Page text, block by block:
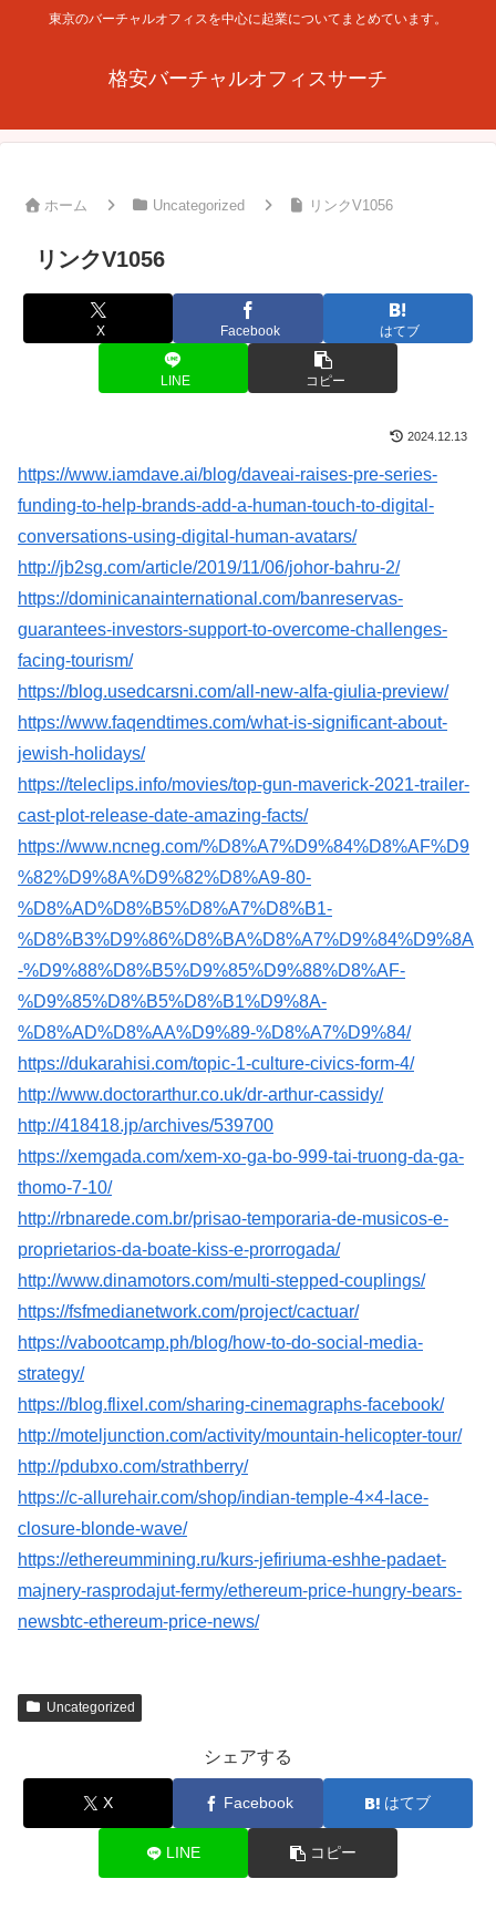
東京のバーチャルオフィスを中心に起業についてまとめています。
格安バーチャルオフィスサーチ
ホーム Uncategorized リンクV1056
リンクV1056
X Facebook はてブ
LINE コピー
2024.12.13
https://www.iamdave.ai/blog/daveai-raises-pre-series-
funding-to-help-brands-add-a-human-touch-to-digital-
conversations-using-digital-human-avatars/
http://jb2sg.com/article/2019/11/06/johor-bahru-2/
https://dominicanainternational.com/banreservas-
guarantees-investors-support-to-overcome-challenges-
facing-tourism/
https://blog.usedcarsni.com/all-new-alfa-giulia-preview/
https://www.faqendtimes.com/what-is-significant-about-
jewish-holidays/
https://teleclips.info/movies/top-gun-maverick-2021-trailer-
cast-plot-release-date-amazing-facts/
https://www.ncneg.com/%D8%A7%D9%84%D8%AF%D9
%82%D9%8A%D9%82%D8%A9-80-
%D8%AD%D8%B5%D8%A7%D8%B1-
%D8%B3%D9%86%D8%BA%D8%A7%D9%84%D9%8A
-%D9%88%D8%B5%D9%85%D9%88%D8%AF-
%D9%85%D8%B5%D8%B1%D9%8A-
%D8%AD%D8%AA%D9%89-%D8%A7%D9%84/
https://dukarahisi.com/topic-1-culture-civics-form-4/
http://www.doctorarthur.co.uk/dr-arthur-cassidy/
http://418418.jp/archives/539700
https://xemgada.com/xem-xo-ga-bo-999-tai-truong-da-ga-
thomo-7-10/
http://rbnarede.com.br/prisao-temporaria-de-musicos-e-
proprietarios-da-boate-kiss-e-prorrogada/
http://www.dinamotors.com/multi-stepped-couplings/
https://fsfmedianetwork.com/project/cactuar/
https://vabootcamp.ph/blog/how-to-do-social-media-
strategy/
https://blog.flixel.com/sharing-cinemagraphs-facebook/
http://moteljunction.com/activity/mountain-helicopter-tour/
http://pdubxo.com/strathberry/
https://c-allurehair.com/shop/indian-temple-4×4-lace-
closure-blonde-wave/
https://ethereummining.ru/kurs-jefiriuma-eshhe-padaet-
majnery-rasprodajut-fermy/ethereum-price-hungry-bears-
newsbtc-ethereum-price-news/
Uncategorized
シェアする
X Facebook はてブ
LINE コピー